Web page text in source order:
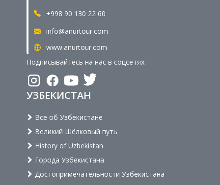
+998 90 130 22 60
info@anurtour.com
www.anurtour.com
Подписывайтесь на нас в соцсетях:
УЗБЕКИСТАН
Все об Узбекистане
Великий Шёлковый путь
History of Uzbekistan
Города Узбекистана
Достопримечательности Узбекистана